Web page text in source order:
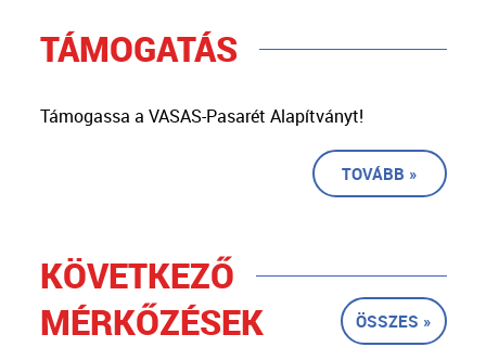
TÁMOGATÁS
Támogassa a VASAS-Pasarét Alapítványt!
TOVÁBB »
KÖVETKEZŐ
MÉRKŐZÉSEK
ÖSSZES »